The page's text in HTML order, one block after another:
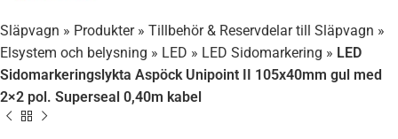
Släpvagn » Produkter» Tillbehör & Reservdelar till Släpvagn »
Elsystem och belysning » LED » LED Sidomarkering » LED
Sidomarkeringslykta Aspöck Unipoint II 105x40mm gul med
2×2 pol. Superseal 0,40m kabel